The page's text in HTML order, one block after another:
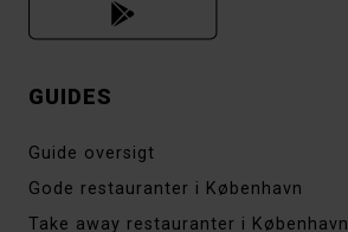
GUIDES
Guide oversigt
Gode restauranter i København
Take away restauranter i København